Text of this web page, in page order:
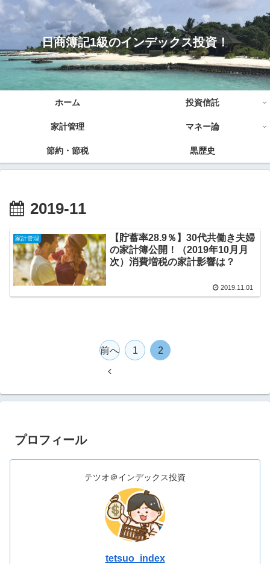
日商簿記1級のインデックス投資！
ホーム 投資信託
家計管理 マネー論
節約・節税 黒歴史
2019-11
家計管理
【貯蓄率28.9％】30代共働き夫婦
の家計簿公開！（2019年10月月
次）消費増税の家計影響は？
2019.11.01
前へ 1 2
プロフィール
テツオ＠インデックス投資
tetsuo_index